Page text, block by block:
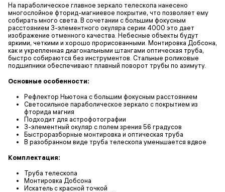
На параболическое главное зеркало телескопа нанесено
многослойное фторид-магниевое покрытие, что позволяет ему
собирать много света. В сочетании с большим фокусным
расстоянием 3-элементного окуляра серии 4000 это дает
изображение отменного качества. Небесные объекты будут
яркими, четкими и хорошо прорисованными. Монтировка Добсона,
как и укрепленная диагональными штангами оптическая труба,
быстро собираются без инструментов. Стальные роликовые
подшипники обеспечивают плавный поворот трубы по азимуту.
Основные особенности:
Рефлектор Ньютона с большим фокусным расстоянием
Светосильное параболическое зеркало с покрытием из
фторида магния
Подходит для астрофотографии
3-элементный окуляр с полем зрения 56 градусов
Быстроразборные монтировка и оптическая труба
В разобранном виде труба телескопа уменьшается вдвое
Комплектация:
Труба телескопа
Монтировка Добсона
Искатель с красной точкой